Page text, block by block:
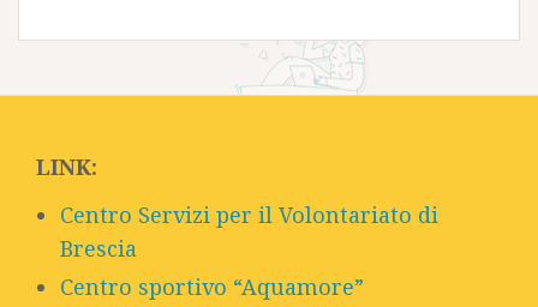
LINK:
Centro Servizi per il Volontariato di
Brescia
Centro sportivo “Aquamore”